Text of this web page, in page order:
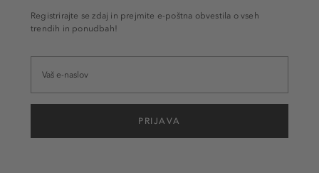
Registrirajte se zdaj in prejmite e-poštna obvestila o vseh
trendih in ponudbah!
PRIJAVA